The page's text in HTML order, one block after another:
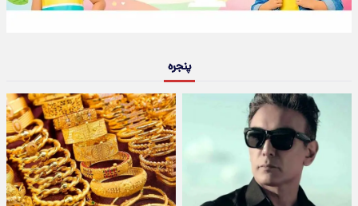
پنجره